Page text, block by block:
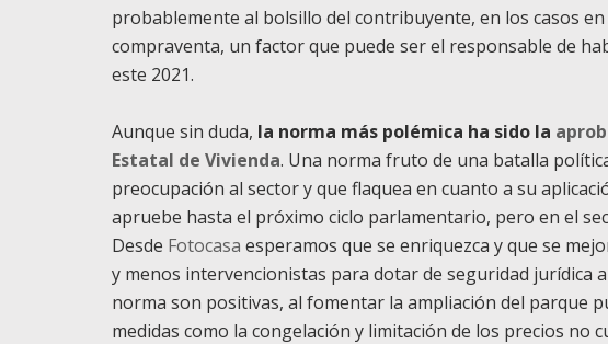
probablemente al bolsillo del contribuyente, en los casos
compraventa, un factor que puede ser el responsable de
este 2021.
Aunque sin duda, la norma más polémica ha sido la
Estatal de Vivienda. Una norma fruto de una batalla
preocupación al sector y que flaquea en cuanto a su
apruebe hasta el próximo ciclo parlamentario, pero en el
Desde Fotocasa esperamos que se enriquezca y que se
y menos intervencionistas para dotar de seguridad jurídica
norma son positivas, al fomentar la ampliación del parque
medidas como la congelación y limitación de los precios no